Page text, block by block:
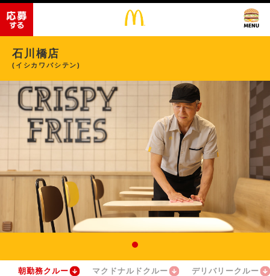
石川橋店
(イシカワバシテン)
朝勤務クルー マクドナルドクルー デリバリークルー